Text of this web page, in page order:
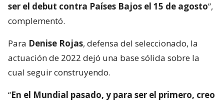
ser el debut contra Países Bajos el 15 de agosto”,
complementó.
Para Denise Rojas, defensa del seleccionado, la
actuación de 2022 dejó una base sólida sobre la
cual seguir construyendo.
“En el Mundial pasado, y para ser el primero, creo